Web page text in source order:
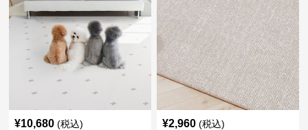
¥10,680 (税込) ¥2,960 (税込)